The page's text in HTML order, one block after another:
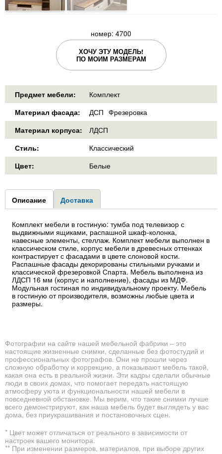
номер: 4700
ХОЧУ ЭТУ МОДЕЛЬ!
ПО МОИМ РАЗМЕРАМ
Предмет мебели:
Комплект
Материал фасада:
ДСП Фрезеровка
Материал корпуса:
ЛДСП
Стиль:
Классический
Цвет:
Белые
Group1
Описание (активная
вкладка)
Доставка
Комплект мебели в гостиную: тумба под телевизор с
выдвижными ящиками, распашной шкаф-колонка,
навесные элементы, стеллаж. Комплект мебели выполнен в
классическом стиле, корпус мебели в древесных оттенках
контрастирует с фасадами в цвете слоновой кости.
Распашные фасады декорированы стильными ручками и
классической фрезеровкой Спарта. Мебель выполнена из
ЛДСП 16 мм (корпус и наполнение), фасады из МДФ.
Модульная гостиная по индивидуальному проекту. Мебель
в гостиную от производителя, возможны любые цвета и
размеры.
Фотографии на сайте нашей мебельной фабрики – это
настоящие жизненные снимки, сделанные без фотостудий и
профессиональных фотографов. Они не прошли через
сложную обработку и коррекцию, а показывают мебель такой,
какая она есть в реальной жизни. Эти кадры сделали обычные
люди в своих домах, что помогает передать настоящую
атмосферу уюта и функциональности нашей мебели в
повседневной обстановке. Мы верим, что такие снимки лучше
всего демонстрируют, как наша мебель будет выглядеть у вас
дома, без приукрашивания и постановочных сцен.
* Цвет может отличаться от реального в зависимости от
настроек вашего монитора.
** При изменении размеров, материалов, при выборе других